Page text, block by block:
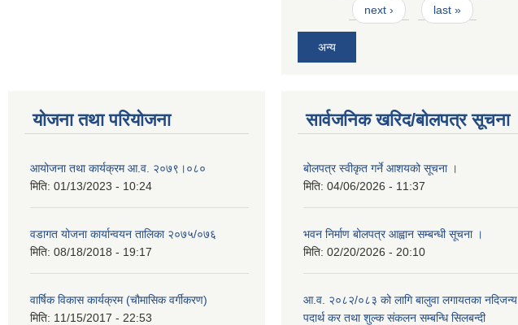
next › last »
अन्य
योजना तथा परियोजना
आयोजना तथा कार्यक्रम आ.व. २०७९।०८०
मिति: 01/13/2023 - 10:24
वडागत योजना कार्यान्वयन तालिका २०७५/०७६
मिति: 08/18/2018 - 19:17
वार्षिक विकास कार्यक्रम (चौमासिक वर्गीकरण)
मिति: 11/15/2017 - 22:53
सार्वजनिक खरिद/बोलपत्र सूचना
बोलपत्र स्वीकृत गर्ने आशयको सूचना ।
मिति: 04/06/2026 - 11:37
भवन निर्माण बोलपत्र आह्वान सम्बन्धी सूचना ।
मिति: 02/20/2026 - 20:10
आ.व. २०८२/०८३ को लागि बालुवा लगायतका नदिजन्य
पदार्थ कर तथा शुल्क संकलन सम्बन्धि सिलबन्दी